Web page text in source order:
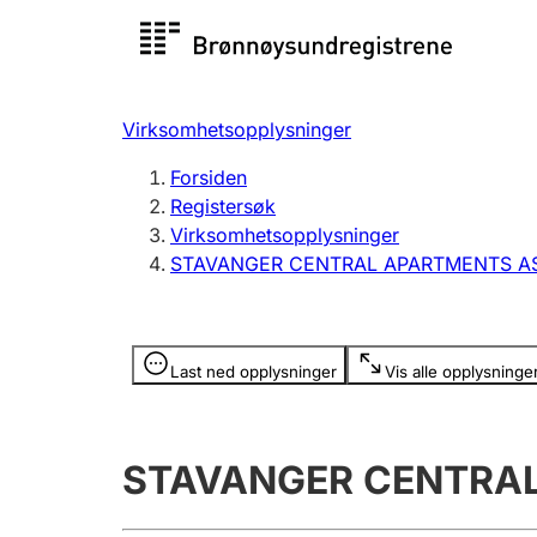
Registersøk
Registrere, endre, slette
Virksomhetsopplysninger
Forsiden
Registersøk
Virksomhetsopplysninger
STAVANGER CENTRAL APARTMENTS
Last ned opplysninger Vis alle
Opplysninger er skjult
STAVANGER